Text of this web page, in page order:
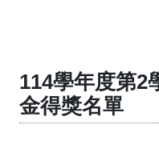
114學年度第2
金得獎名單